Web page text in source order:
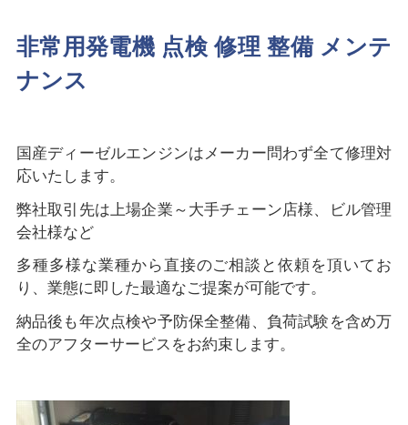
非常用発電機 点検 修理 整備 メンテ
ナンス
国産ディーゼルエンジンはメーカー問わず全て修理対
応いたします。
弊社取引先は上場企業～大手チェーン店様、ビル管理
会社様など
多種多様な業種から直接のご相談と依頼を頂いてお
り、業態に即した最適なご提案が可能です。
納品後も年次点検や予防保全整備、負荷試験を含め万
全のアフターサービスをお約束します。